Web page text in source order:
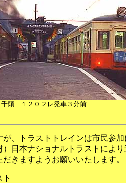
頭 １２０２レ発車３分前
、トラストトレインは市民参加
日本ナショナルトラストにより
きますようお願いいたします。